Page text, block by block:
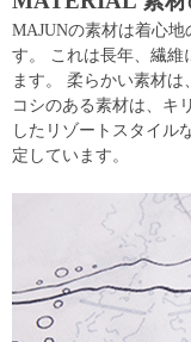
MAJUNの素材は着心
す。 これは長年、繊維
ます。 柔らかい素材は
コシのある素材は、キ
したリゾートスタイル
定しています。